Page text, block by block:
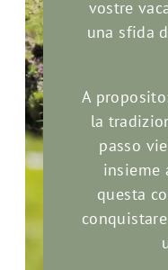
vostre
una sfida
A
la
passo
insieme
questa